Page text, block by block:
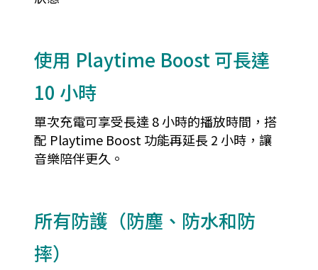
使用 Playtime Boost 可長達
10 小時
單次充電可享受長達 8 小時的播放時間，搭
配 Playtime Boost 功能再延長 2 小時，讓
音樂陪伴更久。
所有防護（防塵、防水和防
摔）